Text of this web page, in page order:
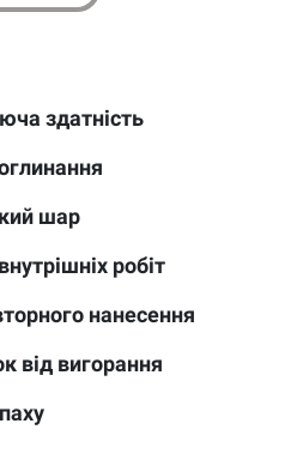
здатність
шар
робіт
нанесення
від вигорання